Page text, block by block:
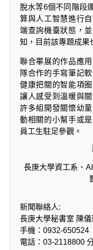
脫水等6個不同階段
算與人工智慧進行
端查詢機臺狀態，
知，目前該專題成果
聯合畢展的作品應
隊合作的手寫筆記
健康把關的智能項
讓人感受到溫暖與
許多組開發關懷幼
動相關的小幫手或
員工生駐足參觀。
長庚大學資工系、
新聞聯絡人:
長庚大學秘書室 陳儀
手機：0932-650524
電話：03-2118800